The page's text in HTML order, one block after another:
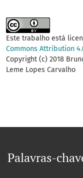
Este trabalho está
Commons Attribution
Copyright (c) 2018
Leme Lopes Carvalho
Palavras-